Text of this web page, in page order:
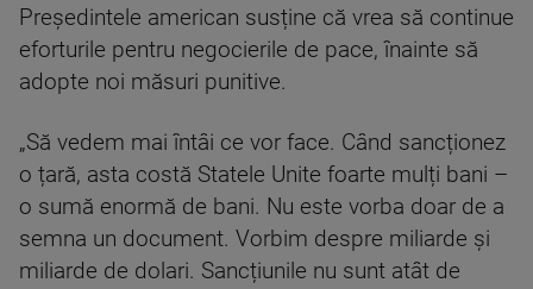
Președintele american susține că vrea să continue
eforturile pentru negocierile de pace, înainte să
adopte noi măsuri punitive.
„Să vedem mai întâi ce vor face. Când sancționez
o țară, asta costă Statele Unite foarte mulți bani –
o sumă enormă de bani. Nu este vorba doar de a
semna un document. Vorbim despre miliarde și
miliarde de dolari. Sancțiunile nu sunt atât de